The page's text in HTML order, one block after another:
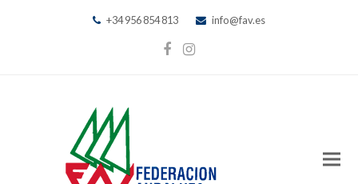
+34 956 854 813 info@fav.es
Facebook
Instagram